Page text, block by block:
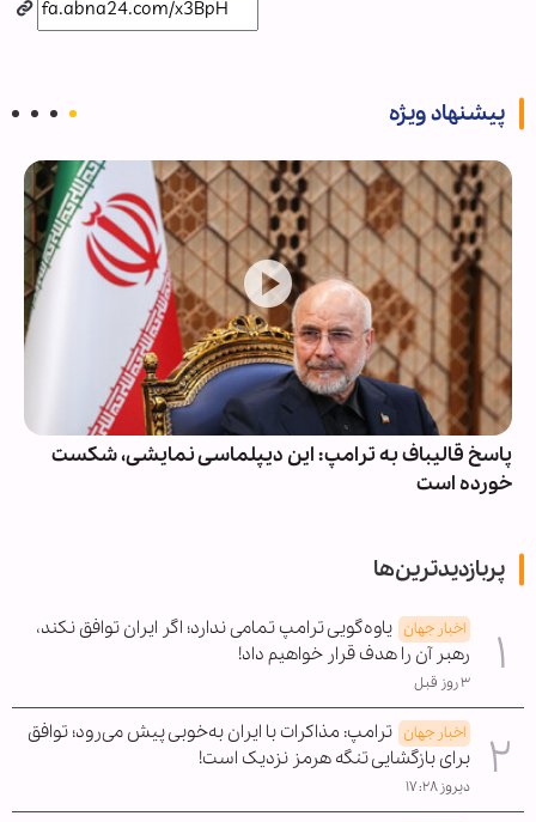
پیشنهاد ویژه
پاسخ قالیباف به ترامپ: این دیپلماسی نمایشی، شکست
خورده است
پربازدیدترین‌ها
اخبار جهان یاوه‌گویی ترامپ تمامی ندارد؛ اگر ایران توافق نکند،
رهبر آن را هدف قرار خواهیم داد!
۳ روز قبل
اخبار جهان ترامپ: مذاکرات با ایران به‌خوبی پیش می‌رود؛ توافق
برای بازگشایی تنگه هرمز نزدیک است!
دیروز ۱۷:۲۸